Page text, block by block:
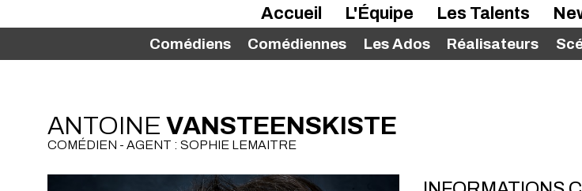
Accueil L'Équipe Les Talents
Comédiens Comédiennes Les Ados Réalisateurs
ANTOINE VANSTEENSKISTE
COMÉDIEN - AGENT : SOPHIE LEMAITRE